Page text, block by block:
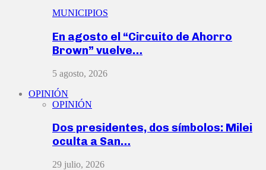
MUNICIPIOS
En agosto el “Circuito de Ahorro
Brown” vuelve…
5 agosto, 2026
OPINIÓN
OPINIÓN
Dos presidentes, dos símbolos: Milei
oculta a San…
29 julio, 2026